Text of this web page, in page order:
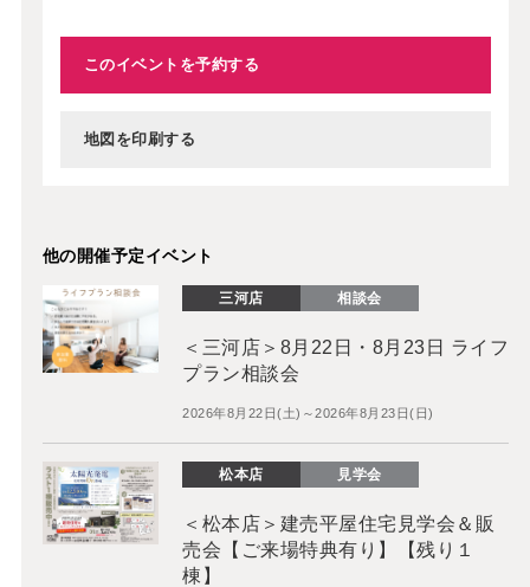
このイベントを予約する
地図を印刷する
他の開催予定イベント
三河店 相談会
＜三河店＞8月22日・8月23日 ライフ
プラン相談会
2026年8月22日(土)～2026年8月23日(日)
松本店 見学会
＜松本店＞建売平屋住宅見学会＆販
売会【ご来場特典有り】【残り１
棟】